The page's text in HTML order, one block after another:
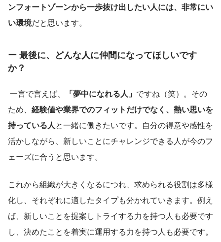
ンフォートゾーンから一歩抜け出したい人には、非常にい
い環境だと思います。
ー 最後に、どんな人に仲間になってほしいです
か？
一言で言えば、 「夢中になれる人」 ですね（笑）。その
ため、 経験値や業界でのフィットだけでなく、熱い思いを
持っている人と一緒に働きたいです。自分の得意や感性を
活かしながら、新しいことにチャレンジできる人が今のフ
ェーズに合うと思います。
これから組織が大きくなるにつれ、求められる役割は多様
化し、それぞれに適したタイプも分かれていきます。例え
ば、新しいことを提案しトライする力を持つ人も必要です
し、決めたことを着実に運用する力を持つ人も必要です。